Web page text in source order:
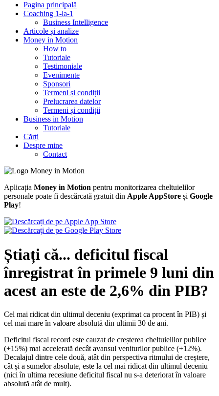
Pagina principală
Coaching 1-la-1
Business Intelligence
Articole și analize
Money in Motion
How to
Tutoriale
Testimoniale
Evenimente
Sponsori
Termeni și condiții
Prelucrarea datelor
Termeni și condiții
Business in Motion
Tutoriale
Cărți
Despre mine
Contact
Aplicația Money in Motion pentru monitorizarea cheltuielilor
personale poate fi descărcată gratuit din Apple AppStore și Google
Play!
Știați că... deficitul fiscal
înregistrat în primele 9 luni din
acest an este de 2,6% din PIB?
Cel mai ridicat din ultimul deceniu (exprimat ca procent în PIB) și
cel mai mare în valoare absolută din ultimii 30 de ani.
Deficitul fiscal record este cauzat de creșterea cheltuielilor publice
(+15%) mai accelerată decât avansul veniturilor publice (+12%).
Decalajul dintre cele două, atât din perspectiva ritmului de creștere,
cât și a sumelor absolute, este la cel mai ridicat din ultimul deceniu
(nici în ultima recesiune deficitul fiscal nu s-a deteriorat în valoare
absolută atât de mult).